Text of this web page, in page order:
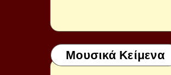
Μουσικά Κείμενα